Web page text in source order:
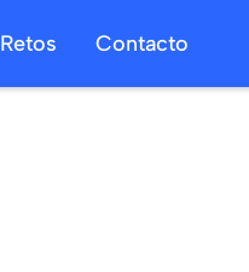
Retos Contacto